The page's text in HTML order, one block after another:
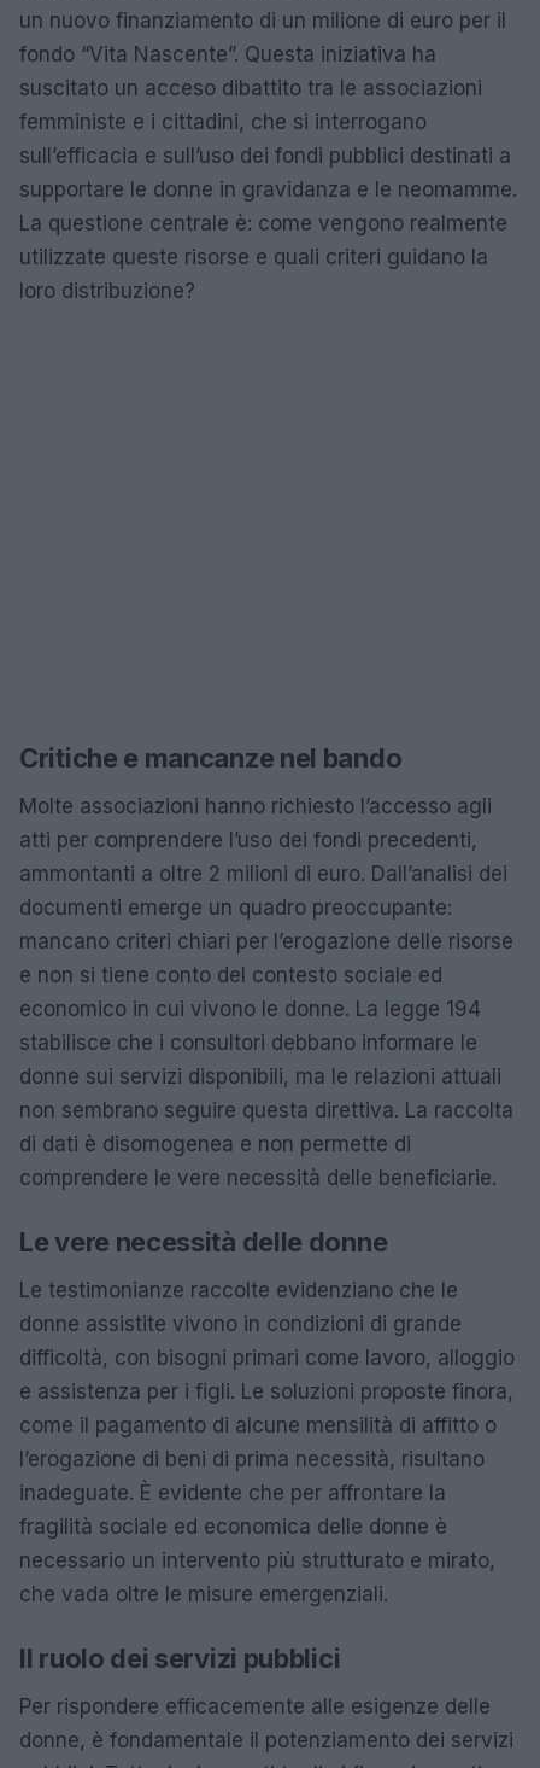
un nuovo finanziamento di un milione di euro per il
fondo “Vita Nascente”. Questa iniziativa ha
suscitato un acceso dibattito tra le associazioni
femministe e i cittadini, che si interrogano
sull’efficacia e sull’uso dei fondi pubblici destinati a
supportare le donne in gravidanza e le neomamme.
La questione centrale è: come vengono realmente
utilizzate queste risorse e quali criteri guidano la
loro distribuzione?
Critiche e mancanze nel bando
Molte associazioni hanno richiesto l’accesso agli
atti per comprendere l’uso dei fondi precedenti,
ammontanti a oltre 2 milioni di euro. Dall’analisi dei
documenti emerge un quadro preoccupante:
mancano criteri chiari per l’erogazione delle risorse
e non si tiene conto del contesto sociale ed
economico in cui vivono le donne. La legge 194
stabilisce che i consultori debbano informare le
donne sui servizi disponibili, ma le relazioni attuali
non sembrano seguire questa direttiva. La raccolta
di dati è disomogenea e non permette di
comprendere le vere necessità delle beneficiarie.
Le vere necessità delle donne
Le testimonianze raccolte evidenziano che le
donne assistite vivono in condizioni di grande
difficoltà, con bisogni primari come lavoro, alloggio
e assistenza per i figli. Le soluzioni proposte finora,
come il pagamento di alcune mensilità di affitto o
l’erogazione di beni di prima necessità, risultano
inadeguate. È evidente che per affrontare la
fragilità sociale ed economica delle donne è
necessario un intervento più strutturato e mirato,
che vada oltre le misure emergenziali.
Il ruolo dei servizi pubblici
Per rispondere efficacemente alle esigenze delle
donne, è fondamentale il potenziamento dei servizi